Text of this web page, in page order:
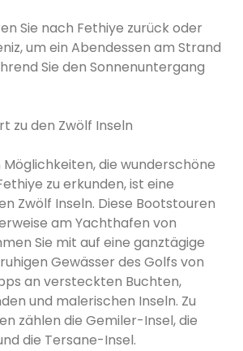
Sie nach Fethiye zurück oder
um ein Abendessen am Strand
Sie den Sonnenuntergang
zu den Zwölf Inseln
die wunderschöne
zu erkunden, ist eine
Zwölf Inseln. Diese Bootstouren
am Yachthafen von
Sie mit auf eine ganztägige
Gewässer des Golfs von
an versteckten Buchten,
und malerischen Inseln. Zu
zählen die Gemiler-Insel, die
die Tersane-Insel.